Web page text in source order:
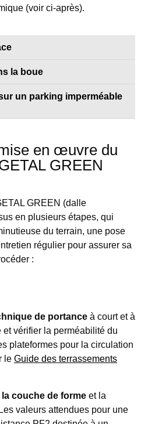
(voir ci-après).
la boue
un parking imperméable
en œuvre du
GREEN
GREEN (dalle
en plusieurs étapes, qui
du terrain, une pose
régulier pour assurer sa
:
de portance à court et à
et vérifier la perméabilité du
plateformes pour la circulation
le Guide des terrassements
couche de forme et la
valeurs attendues pour une